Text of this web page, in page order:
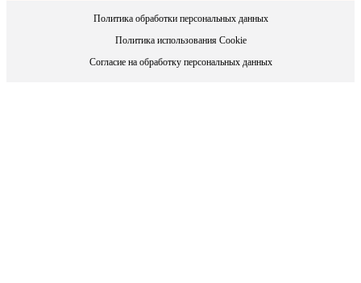
Политика обработки персональных данных
Политика использования Cookie
Согласие на обработку персональных данных